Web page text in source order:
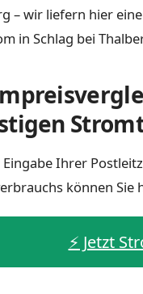
– wir liefern hier
in Schlag bei
Ihrer
können Sie
⚡️ Jetzt